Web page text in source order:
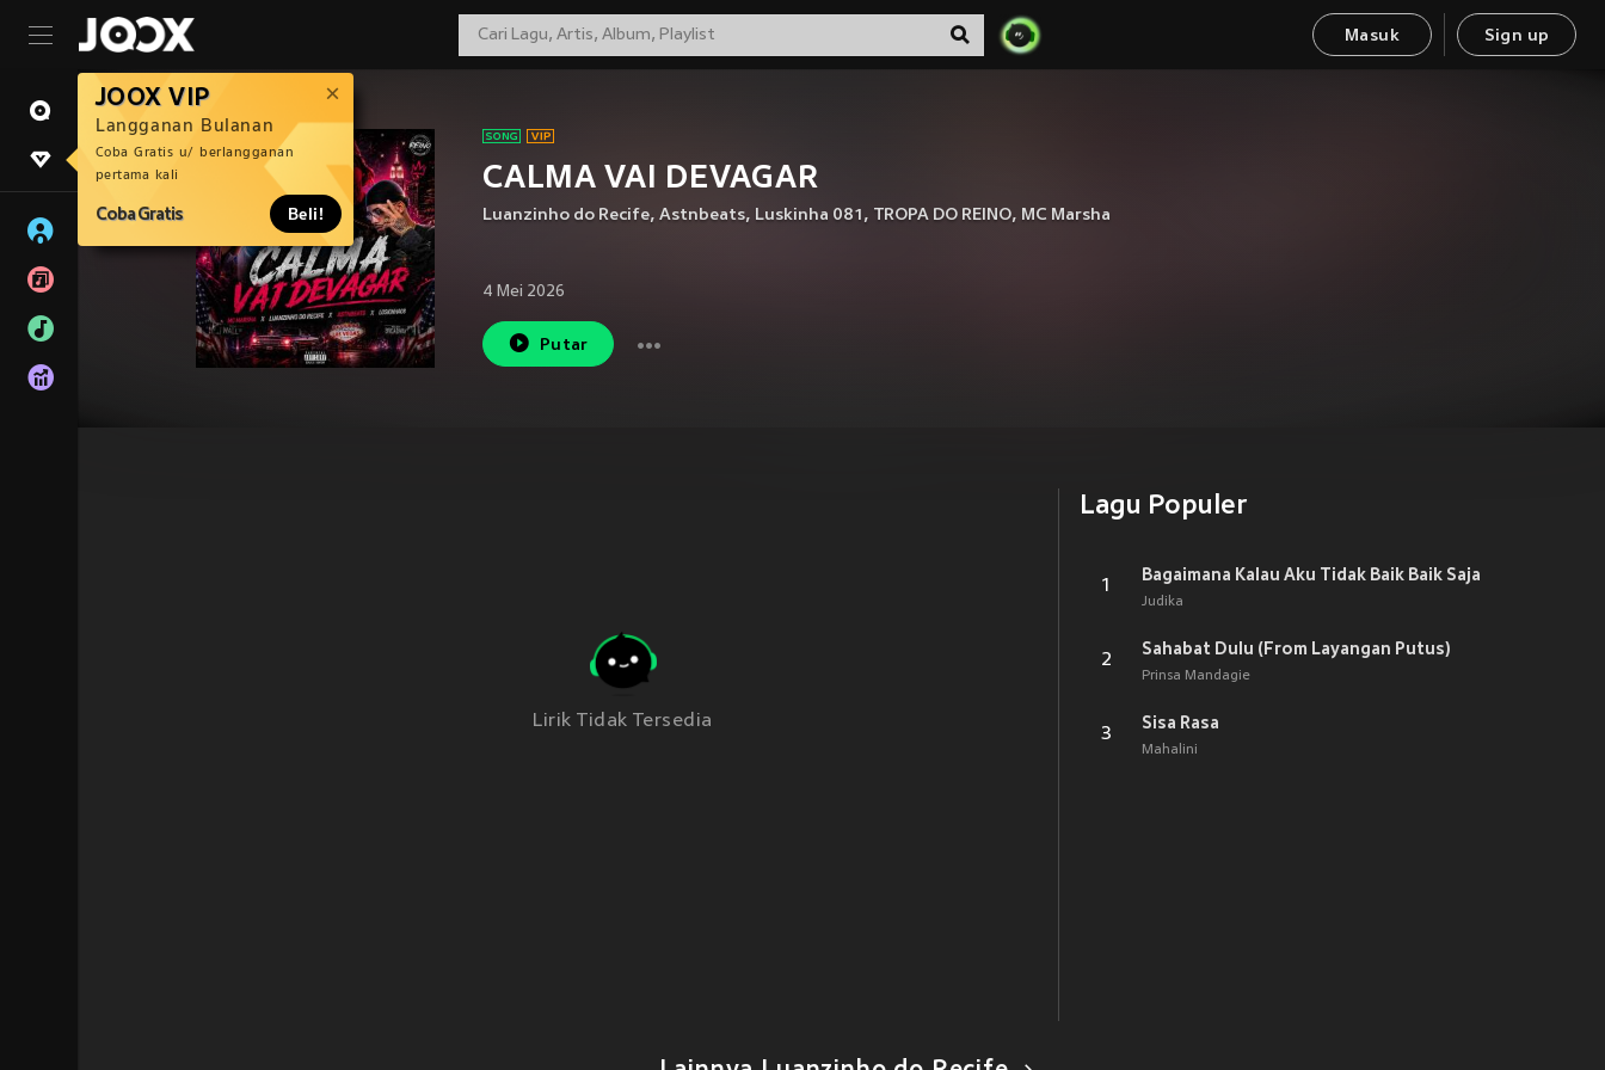
Masuk Sign up
JOOX VIP
Langganan Bulanan
Coba Gratis u/ berlangganan
pertama kali
Coba Gratis Beli!
CALMA VAI DEVAGAR
Luanzinho do Recife, Astnbeats, Luskinha 081 , TROPA DO REINO, MC Marsha
4 Mei 2026
Putar
Lirik Tidak Tersedia
Lagu Populer
1
Bagaimana Kalau Aku Tidak Baik Baik Saja
Judika
2
Sahabat Dulu (From Layangan Putus)
Prinsa Mandagie
3
Sisa Rasa
Mahalini